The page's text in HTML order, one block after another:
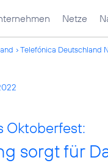
Netze
Telefónica Deutschland
Oktoberfest:
sorgt für